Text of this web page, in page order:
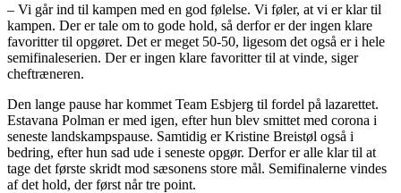
– Vi går ind til kampen med en god følelse. Vi føler, at vi er klar til
kampen. Der er tale om to gode hold, så derfor er der ingen klare
favoritter til opgøret. Det er meget 50-50, ligesom det også er i hele
semifinaleserien. Der er ingen klare favoritter til at vinde, siger
cheftræneren.
Den lange pause har kommet Team Esbjerg til fordel på lazarettet.
Estavana Polman er med igen, efter hun blev smittet med corona i
seneste landskampspause. Samtidig er Kristine Breistøl også i
bedring, efter hun sad ude i seneste opgør. Derfor er alle klar til at
tage det første skridt mod sæsonens store mål. Semifinalerne vindes
af det hold, der først når tre point.